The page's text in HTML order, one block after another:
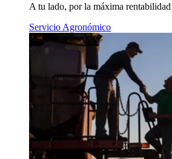
A tu lado, por la máxima rentabilidad
Servicio Agronómico